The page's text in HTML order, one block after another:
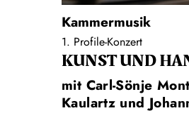
Kammermusik
1. Profile-Konzert
KUNST UND
mit Carl-Sönje
Kaulartz und